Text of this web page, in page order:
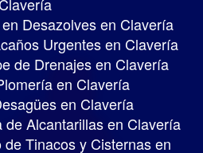
Desazolves en Clavería
Urgentes en Clavería
de Drenajes en Clavería
en Clavería
en Clavería
Alcantarillas en Clavería
Tinacos y Cisternas en